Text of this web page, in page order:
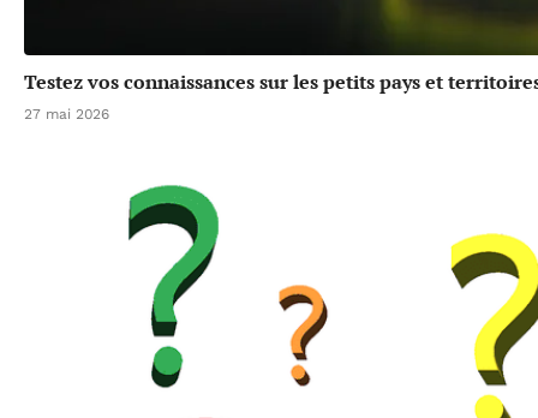
Testez vos connaissances sur les petits pays et
27 mai 2026